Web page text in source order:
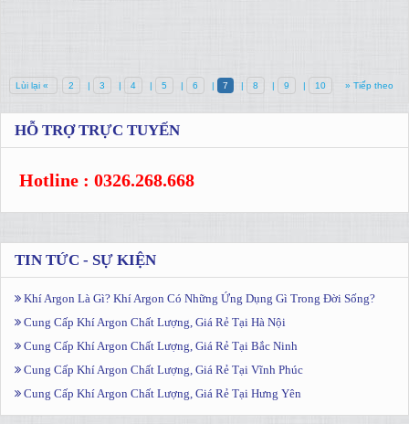
Lùi lại « 2 3 4 5 6 7 8 9 10 » Tiếp theo
HỖ TRỢ TRỰC TUYẾN
Hotline : 0326.268.668
TIN TỨC - SỰ KIỆN
Khí Argon Là Gì? Khí Argon Có Những Ứng Dụng Gì Trong Đời Sống?
Cung Cấp Khí Argon Chất Lượng, Giá Rẻ Tại Hà Nội
Cung Cấp Khí Argon Chất Lượng, Giá Rẻ Tại Bắc Ninh
Cung Cấp Khí Argon Chất Lượng, Giá Rẻ Tại Vĩnh Phúc
Cung Cấp Khí Argon Chất Lượng, Giá Rẻ Tại Hưng Yên